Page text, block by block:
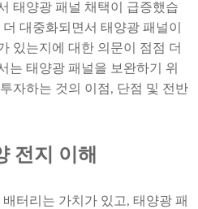
태양광 패널 채택이 급증했습
대중화되면서 태양광 패널이
있는지에 대한 의문이 점점 더
는 태양광 패널을 보완하기 위
자하는 것의 이점, 단점 및 전반
전지 이해
터리는 가치가 있고, 태양광 패